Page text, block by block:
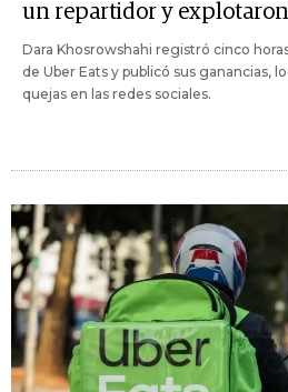
un repartidor y explotaron
Dara Khosrowshahi registró cinco
de Uber Eats y publicó sus ganancias,
quejas en las redes sociales.